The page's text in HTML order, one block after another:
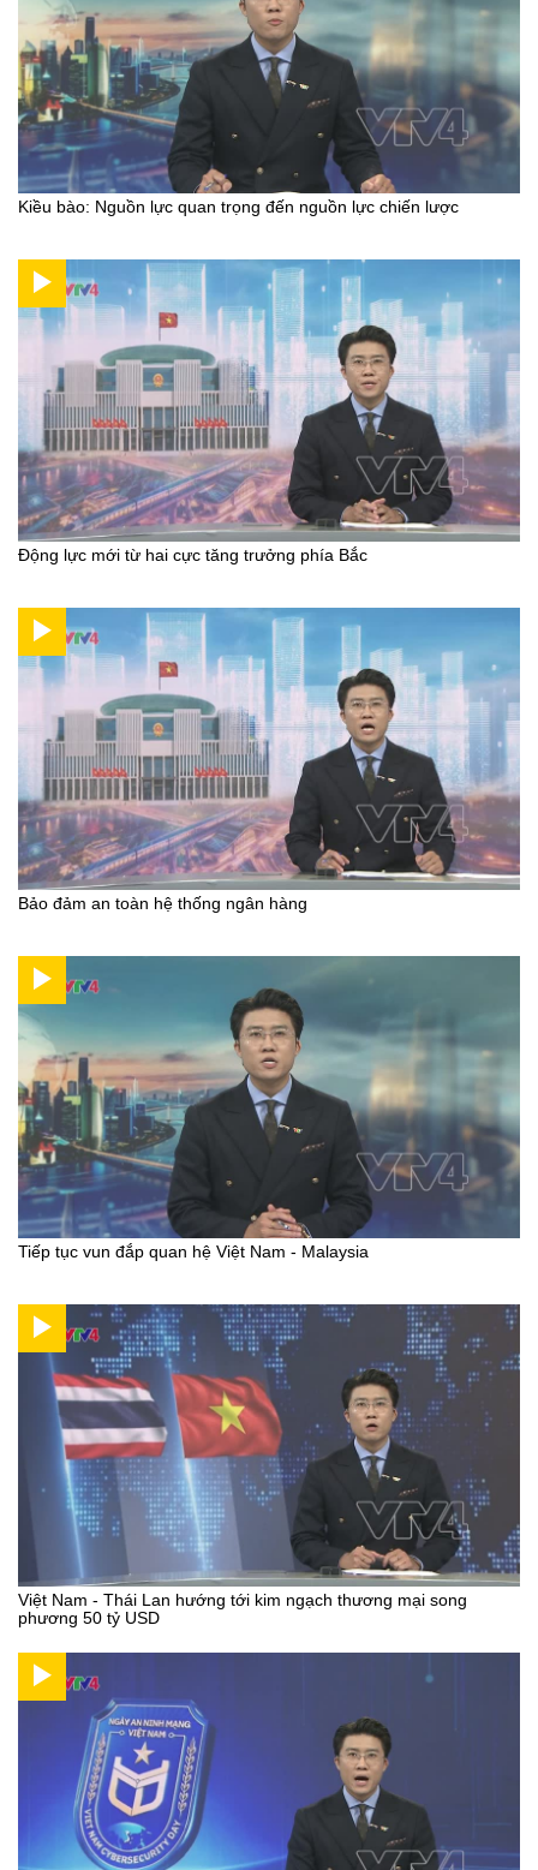
Kiều bào: Nguồn lực quan trọng đến nguồn lực chiến lược
Động lực mới từ hai cực tăng trưởng phía Bắc
Bảo đảm an toàn hệ thống ngân hàng
Tiếp tục vun đắp quan hệ Việt Nam - Malaysia
Việt Nam - Thái Lan hướng tới kim ngạch thương mại song
phương 50 tỷ USD